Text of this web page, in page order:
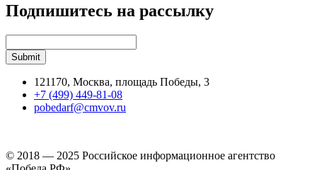
Подпишитесь на рассылку
121170, Москва, площадь Победы, 3
+7 (499) 449-81-08
pobedarf@cmvov.ru
© 2018 — 2025 Российское информационное агентство